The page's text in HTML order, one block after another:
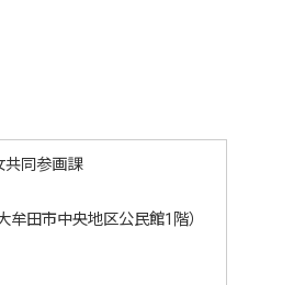
同参画課
田市中央地区公民館1階）